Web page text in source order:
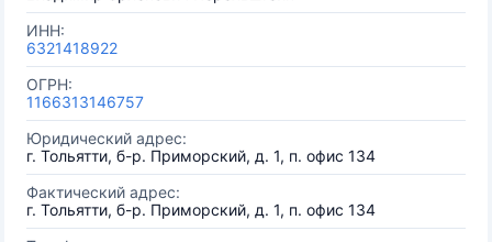
ИНН:
6321418922
ОГРН:
1166313146757
Юридический адрес:
г. Тольятти, б-р. Приморский, д. 1, п. офис 134
Фактический адрес:
г. Тольятти, б-р. Приморский, д. 1, п. офис 134